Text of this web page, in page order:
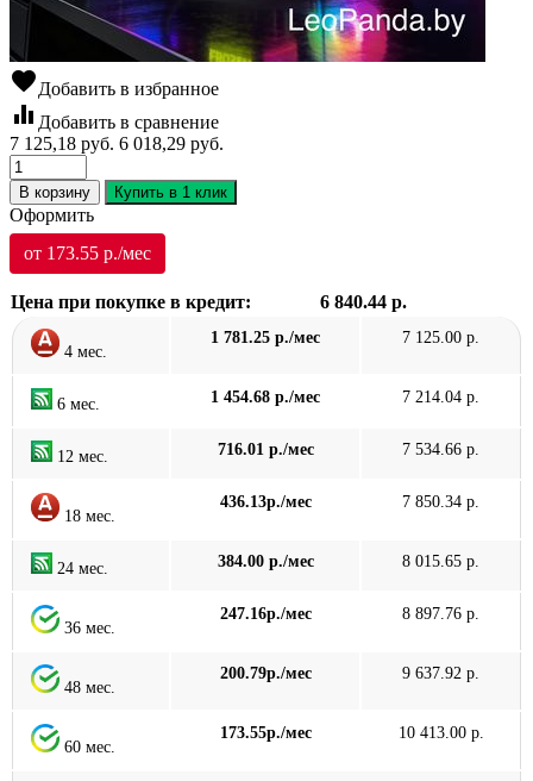
favoriteДобавить в избранное
equalizer Добавить в сравнение
7 125,18 руб. 6 018,29 руб.
В корзину Купить в 1 клик
Оформить
от 173.55 р./мес
Цена при покупке в кредит: 6 840.44 р.
4 мес.
1 781.25 р./мес 7 125.00 р.
6 мес. 1 454.68 р./мес 7 214.04 р.
12 мес. 716.01 р./мес 7 534.66 р.
18 мес.
436.13р./мес 7 850.34 р.
24 мес. 384.00 р./мес 8 015.65 р.
36 мес.
247.16р./мес 8 897.76 р.
48 мес.
200.79р./мес 9 637.92 р.
60 мес.
173.55р./мес 10 413.00 р.